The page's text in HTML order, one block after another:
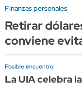
Finanzas personales
Retirar
conviene
Posible encuentro
La UIA celebra